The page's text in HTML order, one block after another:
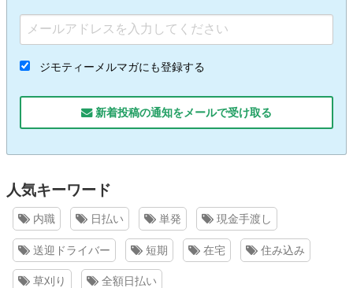
ジモティーメルマガにも登録する
新着投稿の通知をメールで受け取る
人気キーワード
内職 日払い 単発 現金手渡し
送迎ドライバー 短期 在宅 住み込み
草刈り 全額日払い